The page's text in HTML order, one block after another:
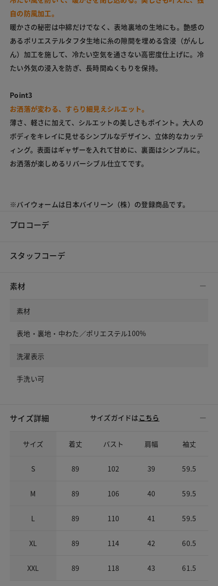
自の防風加工。
暖かさの秘密は中綿だけでなく、表地裏地の生地にも。艶感の
あるポリエステルタフタ生地に糸の隙間を埋める含浸（がんし
ん）加工を施して、冷たい空気を通さない高密度仕上げに。冷
たい外気の浸入を防ぎ、長時間ぬくもりを保持。
Point3
お洒落が変わる、すらり細見えシルエット。
薄さ、軽さに加えて、シルエットの美しさもポイント。大人の
ボディをキレイに見せるシンプルなデザイン、立体的なカッテ
ィング。表面はギャザーを入れて甘めに、裏面はシンプルに。
お洒落が楽しめるリバーシブル仕立てです。
※バイウォームは日本バイリーン（株）の登録商品です。
プロコーデ
スタッフコーデ
素材
素材
表地・裏地・中わた／ポリエステル100%
洗濯表示
手洗い可
サイズ詳細 サイズガイドは こちら
サイズ 着丈 バスト 肩幅 袖丈
S 89 102 39 59.5
M 89 106 40 59.5
L 89 110 41 59.5
XL 89 114 42 60.5
XXL 89 118 43 61.5